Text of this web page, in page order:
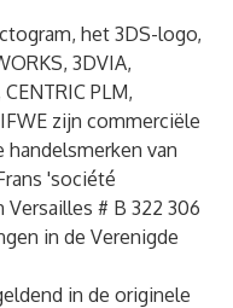
het 3DS-logo,
3DVIA,
PLM,
zijn commerciële
van
'société
# B 322 306
in de Verenigde
in de originele